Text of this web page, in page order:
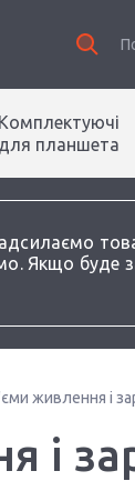
Якщо буде
Комплектуючі
для планшета
живлення і
і